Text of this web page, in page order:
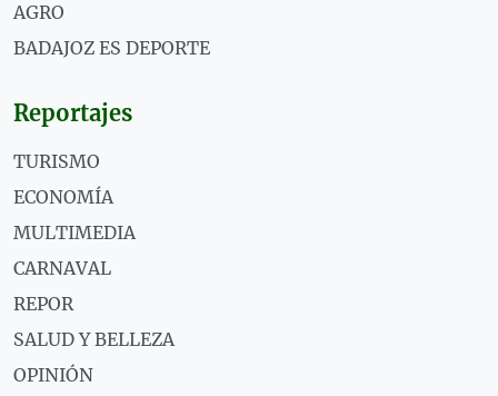
AGRO
BADAJOZ ES DEPORTE
Reportajes
TURISMO
ECONOMÍA
MULTIMEDIA
CARNAVAL
REPOR
SALUD Y BELLEZA
OPINIÓN